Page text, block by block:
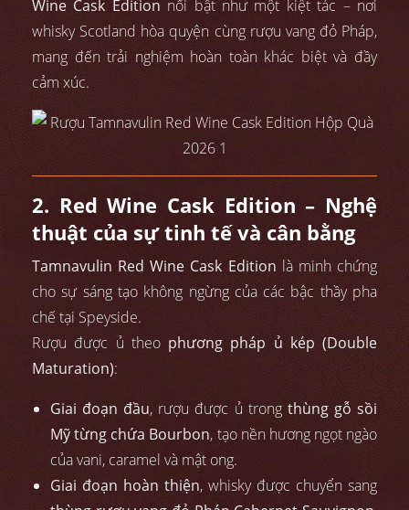
Wine Cask Edition nổi bật như một kiệt tác – nơi
whisky Scotland hòa quyện cùng rượu vang đỏ Pháp,
mang đến trải nghiệm hoàn toàn khác biệt và đầy
cảm xúc.
2. Red Wine Cask Edition – Nghệ
thuật của sự tinh tế và cân bằng
Tamnavulin Red Wine Cask Edition là minh chứng
cho sự sáng tạo không ngừng của các bậc thầy pha
chế tại Speyside.
Rượu được ủ theo phương pháp ủ kép (Double
Maturation):
Giai đoạn đầu, rượu được ủ trong thùng gỗ sồi
Mỹ từng chứa Bourbon, tạo nền hương ngọt ngào
của vani, caramel và mật ong.
Giai đoạn hoàn thiện, whisky được chuyển sang